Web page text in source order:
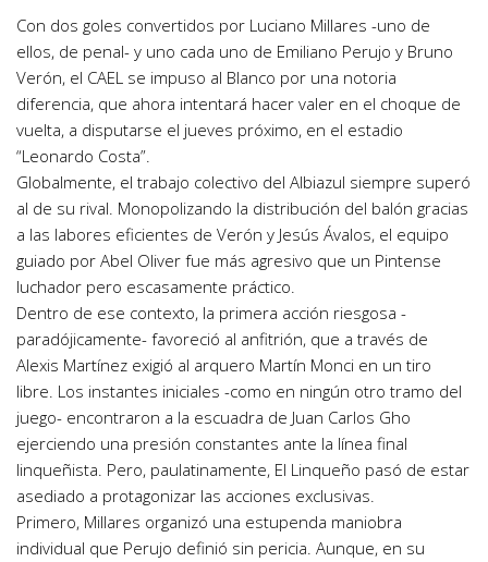
Con dos goles convertidos por Luciano Millares -uno de
ellos, de penal- y uno cada uno de Emiliano Perujo y Bruno
Verón, el CAEL se impuso al Blanco por una notoria
diferencia, que ahora intentará hacer valer en el choque de
vuelta, a disputarse el jueves próximo, en el estadio
“Leonardo Costa”.
Globalmente, el trabajo colectivo del Albiazul siempre superó
al de su rival. Monopolizando la distribución del balón gracias
a las labores eficientes de Verón y Jesús Ávalos, el equipo
guiado por Abel Oliver fue más agresivo que un Pintense
luchador pero escasamente práctico.
Dentro de ese contexto, la primera acción riesgosa -
paradójicamente- favoreció al anfitrión, que a través de
Alexis Martínez exigió al arquero Martín Monci en un tiro
libre. Los instantes iniciales -como en ningún otro tramo del
juego- encontraron a la escuadra de Juan Carlos Gho
ejerciendo una presión constantes ante la línea final
linqueñista. Pero, paulatinamente, El Linqueño pasó de estar
asediado a protagonizar las acciones exclusivas.
Primero, Millares organizó una estupenda maniobra
individual que Perujo definió sin pericia. Aunque, en su